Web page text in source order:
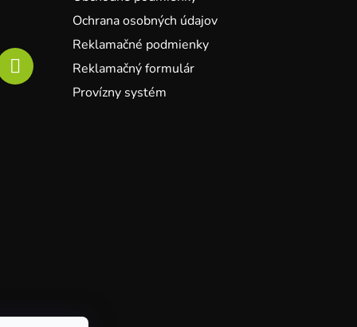
Ochrana osobných údajov
Reklamačné podmienky
Reklamačný formulár
Provízny systém